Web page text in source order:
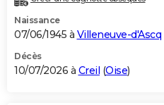
Naissance
07/06/1945 à Villeneuve-d'Ascq
Décès
10/07/2026 à Creil (Oise)